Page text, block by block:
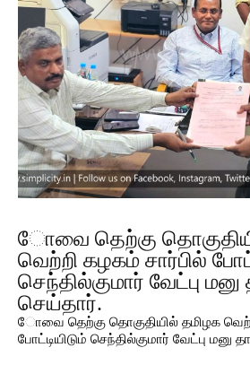
ோவை தெற்கு
வெற்றி கழகம் சார்பில்
செந்தில்குமார் வேட்பு
செய்தார்.
ோவை தெற்கு தொகுதியில் தமிழக வெற்றி
போட்டியிடும்